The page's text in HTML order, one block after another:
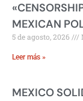
MEXICAN
5 de agosto, 2026
Leer más »
MEXICO